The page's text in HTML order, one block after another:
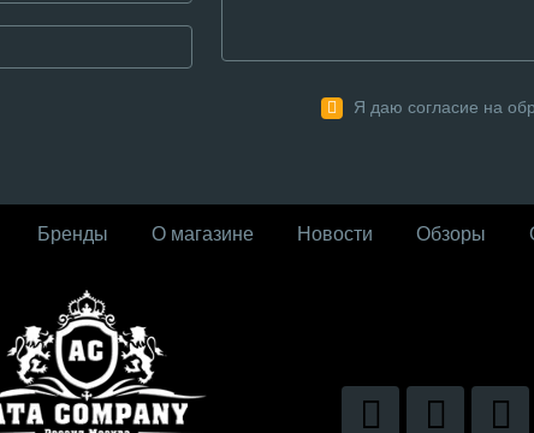
Я даю согласие на
Бренды О магазине Новости Обзоры